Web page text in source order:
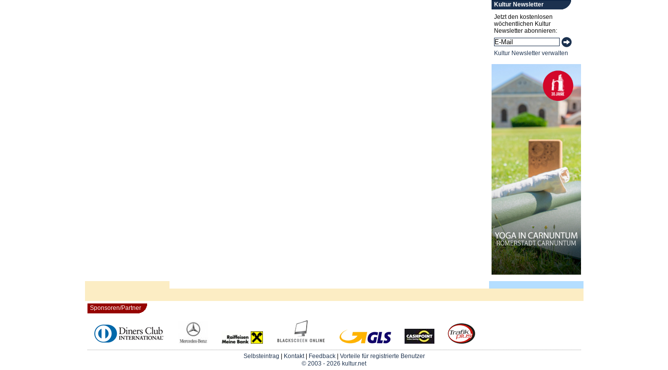
Kultur Newsletter
Jetzt den kostenlosen
wöchentlichen Kultur
Newsletter abonnieren:
Kultur Newsletter verwalten
Sponsoren/Partner
Selbsteintrag Kontakt| Feedback| Vorteile für registrierte Benutzer
© 2003 - 2026 kultur.net